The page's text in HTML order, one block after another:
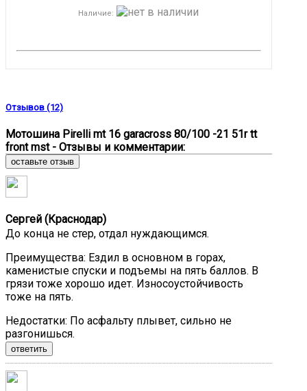
Наличие:
Отзывов (12)
Мотошина Pirelli mt 16 garacross 80/100 -21 51r tt
front mst - Отзывы и комментарии:
оставьте отзыв
Сергей (Краснодар)
До конца не стер, отдал нуждающимся.
Преимущества: Ездил в основном в горах,
каменистые спуски и подъемы на пять баллов. В
грязи тоже хорошо идет. Износоустойчивость
тоже на пять.
Недостатки: По асфальту плывет, сильно не
разгонишься.
ответить